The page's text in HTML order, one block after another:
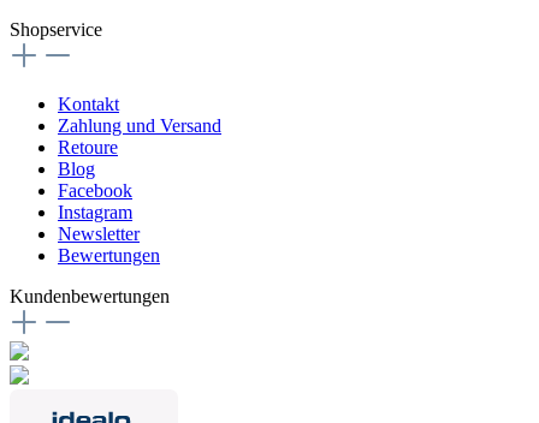
Shopservice
Kontakt
Zahlung und Versand
Retoure
Blog
Facebook
Instagram
Newsletter
Bewertungen
Kundenbewertungen